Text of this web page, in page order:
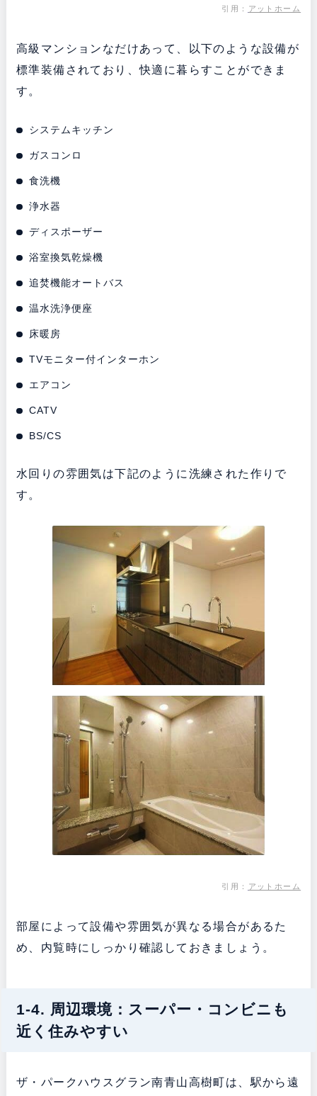
引用： アットホーム
高級マンションなだけあって、以下のような設備が
標準装備されており、快適に暮らすことができま
す。
システムキッチン
ガスコンロ
食洗機
浄水器
ディスポーザー
浴室換気乾燥機
追焚機能オートバス
温水洗浄便座
床暖房
TVモニター付インターホン
エアコン
CATV
BS/CS
水回りの雰囲気は下記のように洗練された作りで
す。
引用： アットホーム
部屋によって設備や雰囲気が異なる場合があるた
め、内覧時にしっかり確認しておきましょう。
1-4. 周辺環境：スーパー・コンビニも
近く住みやすい
ザ・パークハウスグラン南青山高樹町は、駅から遠